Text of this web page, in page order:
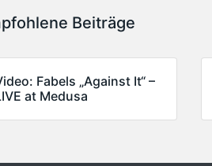
Beiträge
Fabels „Against It“ –
at Medusa